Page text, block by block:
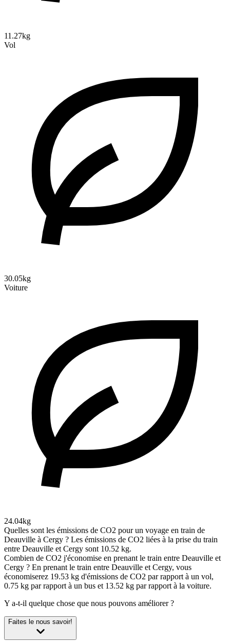
11.27kg
Vol
30.05kg
Voiture
24.04kg
Quelles sont les émissions de CO2 pour un voyage en train de
Deauville à Cergy ? Les émissions de CO2 liées à la prise du train
entre Deauville et Cergy sont 10.52 kg.
Combien de CO2 j'économise en prenant le train entre Deauville et
Cergy ? En prenant le train entre Deauville et Cergy, vous
économiserez 19.53 kg d'émissions de CO2 par rapport à un vol,
0.75 kg par rapport à un bus et 13.52 kg par rapport à la voiture.
Y a-t-il quelque chose que nous pouvons améliorer ?
Faites le nous savoir!